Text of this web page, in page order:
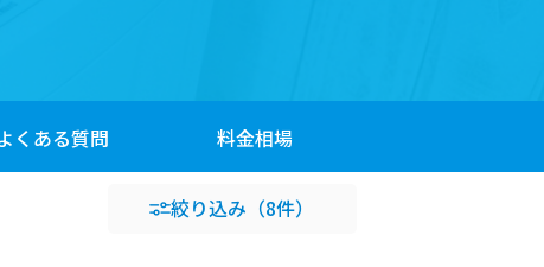
くある質問 料金相場
絞り込み （8件）